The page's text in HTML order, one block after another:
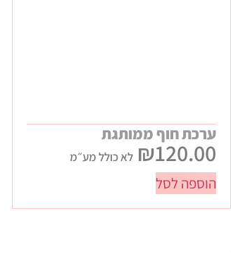
ערכת חוף ממותגת
₪120.00 לא כולל מע״מ
הוספה לסל